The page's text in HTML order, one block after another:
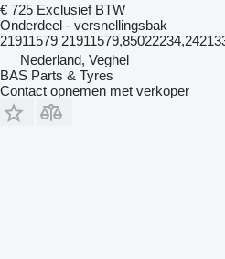
€ 725 Exclusief BTW
Onderdeel - versnellingsbak
21911579
Nederland, Veghel
BAS Parts & Tyres
Contact opnemen met verkoper